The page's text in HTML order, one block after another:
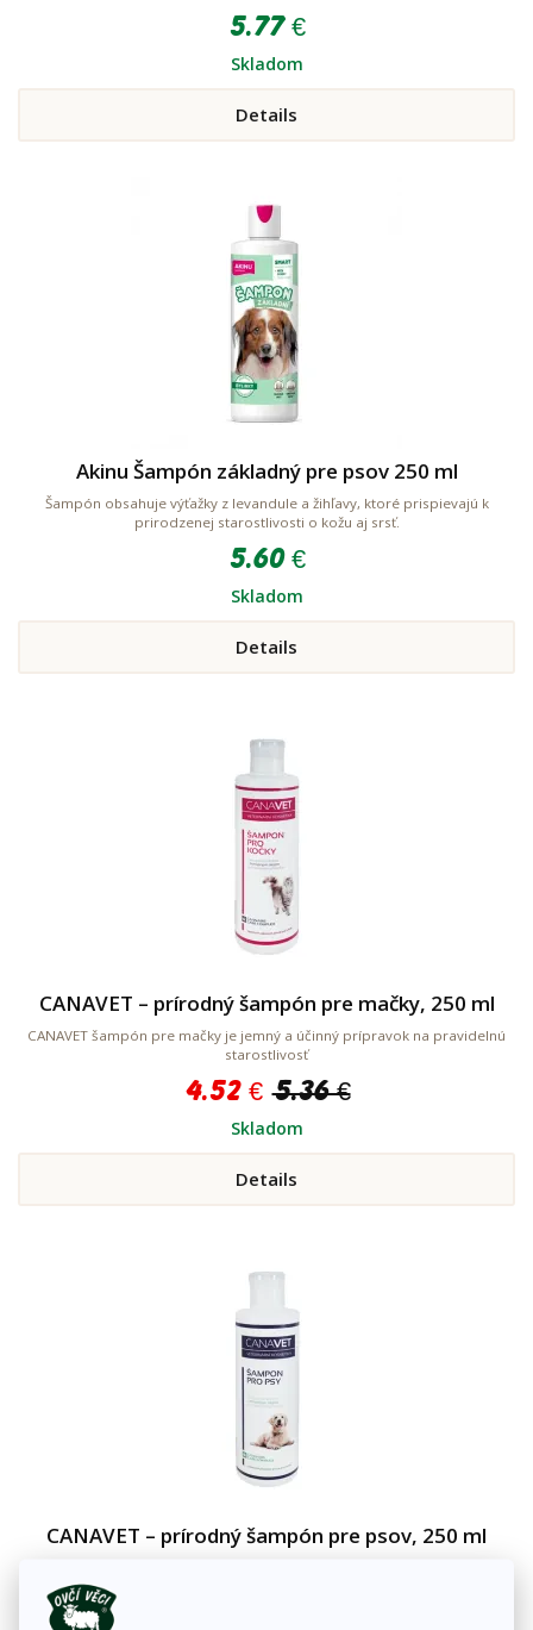
5.77 €
Skladom
Details
Akinu Šampón základný pre psov 250 ml
Šampón obsahuje výťažky z levandule a žihľavy, ktoré prispievajú k
prirodzenej starostlivosti o kožu aj srsť.
5.60 €
Skladom
Details
CANAVET – prírodný šampón pre mačky, 250 ml
CANAVET šampón pre mačky je jemný a účinný prípravok na pravidelnú
starostlivosť
4.52 € 5.36 €
Skladom
Details
CANAVET – prírodný šampón pre psov, 250 ml